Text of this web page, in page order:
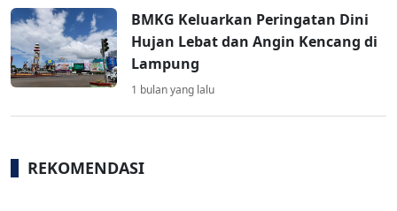
BMKG Keluarkan Peringatan Dini
Hujan Lebat dan Angin Kencang di
Lampung
1 bulan yang lalu
REKOMENDASI